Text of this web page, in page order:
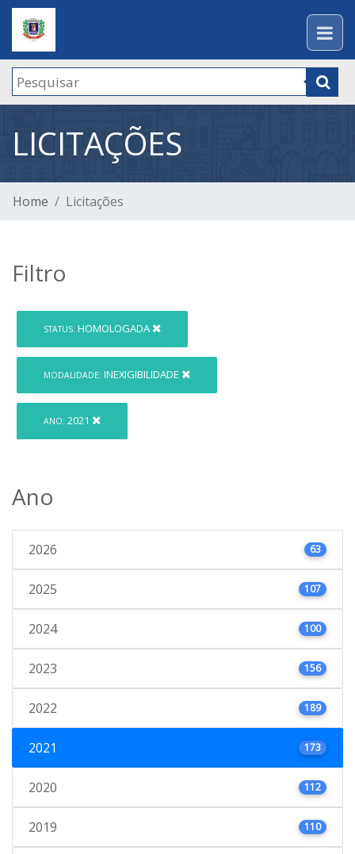
LICITAÇÕES
Home Licitações
Filtro
STATUS: HOMOLOGADA
MODALIDADE: INEXIGIBILIDADE
ANO: 2021
Ano
2026 63
2025 107
2024 100
2023 156
2022 189
2021 173
2020 112
2019 110